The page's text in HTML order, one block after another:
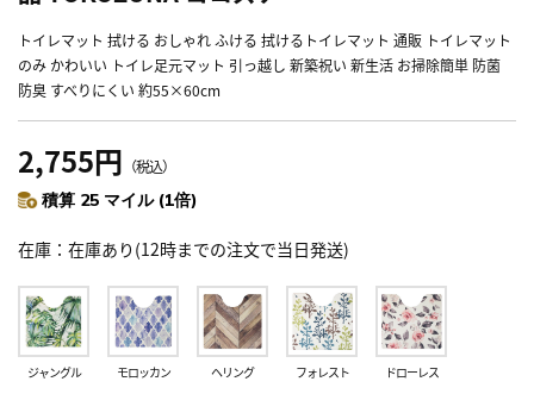
トイレマット 拭ける おしゃれ ふける 拭けるトイレマット 通販 トイレマット
のみ かわいい トイレ足元マット 引っ越し 新築祝い 新生活 お掃除簡単 防菌
防臭 すべりにくい 約55×60cm
2,755円 （税込）
積算 25 マイル (1倍)
在庫 在庫あり(12時までの注文で当日発送)
ジャングル モロッカン ヘリング フォレスト ドローレス